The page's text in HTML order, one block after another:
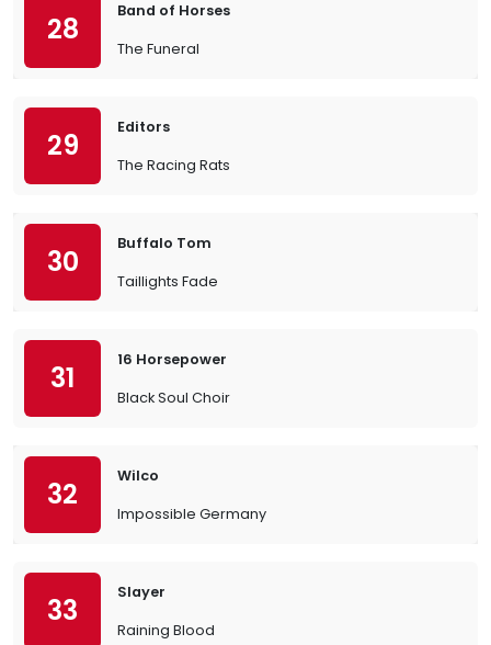
28
Band of Horses
The Funeral
29
Editors
The Racing Rats
30
Buffalo Tom
Taillights Fade
31
16 Horsepower
Black Soul Choir
32
Wilco
Impossible Germany
33
Slayer
Raining Blood